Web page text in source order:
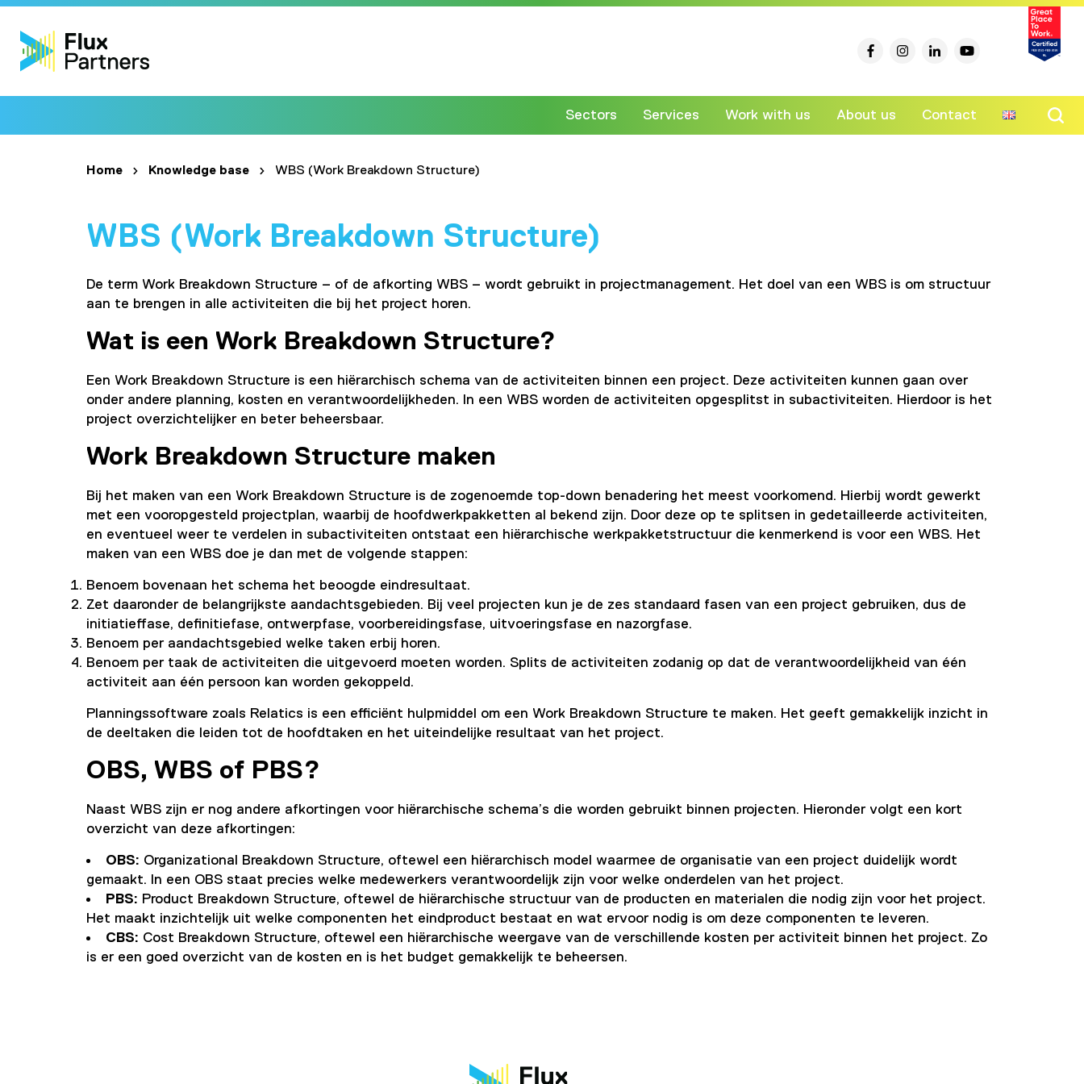
Sectors Services Work with us About us Contact
Home Knowledge base WBS (Work Breakdown Structure)
WBS (Work Breakdown Structure)
De term Work Breakdown Structure – of de afkorting WBS – wordt gebruikt in projectmanagement. Het doel van een WBS is om structuur
aan te brengen in alle activiteiten die bij het project horen.
Wat is een Work Breakdown Structure?
Een Work Breakdown Structure is een hiërarchisch schema van de activiteiten binnen een project. Deze activiteiten kunnen gaan over
onder andere planning, kosten en verantwoordelijkheden. In een WBS worden de activiteiten opgesplitst in subactiviteiten. Hierdoor is het
project overzichtelijker en beter beheersbaar.
Work Breakdown Structure maken
Bij het maken van een Work Breakdown Structure is de zogenoemde top-down benadering het meest voorkomend. Hierbij wordt gewerkt
met een vooropgesteld projectplan, waarbij de hoofdwerkpakketten al bekend zijn. Door deze op te splitsen in gedetailleerde activiteiten,
en eventueel weer te verdelen in subactiviteiten ontstaat een hiërarchische werkpakketstructuur die kenmerkend is voor een WBS. Het
maken van een WBS doe je dan met de volgende stappen:
Benoem bovenaan het schema het beoogde eindresultaat.
Zet daaronder de belangrijkste aandachtsgebieden. Bij veel projecten kun je de zes standaard fasen van een project gebruiken, dus de
initiatieffase, definitiefase, ontwerpfase, voorbereidingsfase, uitvoeringsfase en nazorgfase.
Benoem per aandachtsgebied welke taken erbij horen.
Benoem per taak de activiteiten die uitgevoerd moeten worden. Splits de activiteiten zodanig op dat de verantwoordelijkheid van één
activiteit aan één persoon kan worden gekoppeld.
Planningssoftware zoals Relatics is een efficiënt hulpmiddel om een Work Breakdown Structure te maken. Het geeft gemakkelijk inzicht in
de deeltaken die leiden tot de hoofdtaken en het uiteindelijke resultaat van het project.
OBS, WBS of PBS?
Naast WBS zijn er nog andere afkortingen voor hiërarchische schema’s die worden gebruikt binnen projecten. Hieronder volgt een kort
overzicht van deze afkortingen:
OBS: Organizational Breakdown Structure, oftewel een hiërarchisch model waarmee de organisatie van een project duidelijk wordt
gemaakt. In een OBS staat precies welke medewerkers verantwoordelijk zijn voor welke onderdelen van het project.
PBS: Product Breakdown Structure, oftewel de hiërarchische structuur van de producten en materialen die nodig zijn voor het project.
Het maakt inzichtelijk uit welke componenten het eindproduct bestaat en wat ervoor nodig is om deze componenten te leveren.
CBS: Cost Breakdown Structure, oftewel een hiërarchische weergave van de verschillende kosten per activiteit binnen het project. Zo
is er een goed overzicht van de kosten en is het budget gemakkelijk te beheersen.